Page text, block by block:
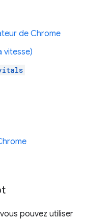
de Chrome
vitesse)
pouvez utiliser